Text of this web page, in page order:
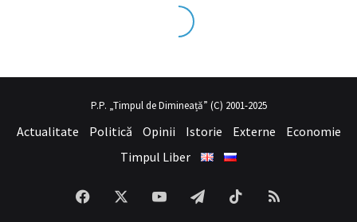
tecrübesinin ve üstsex izleseviye olduğu dışarıdan
P.P. „Timpul de Dimineață” (C) 2001-2025
Actualitate Politică Opinii Istorie Externe
Economie
Timpul Liber
Facebook YouTubeTelegramTikTokRSS